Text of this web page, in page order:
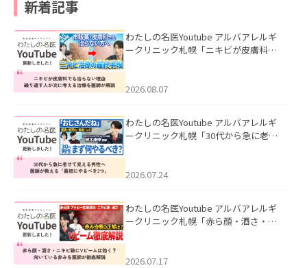
新着記事
わたしの名医Youtube アルバアレルギ
ークリニック札幌「ニキビが皮膚科で
ました。
2026.08.07
わたしの名医Youtube アルバアレルギ
ークリニック札幌「30代から急に老け
た。
2026.07.24
わたしの名医Youtube アルバアレルギ
ークリニック札幌「赤ら顔・酒さ・ニ
した。
2026.07.17